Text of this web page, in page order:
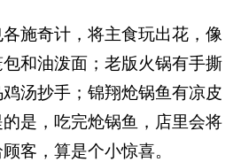
施奇计，将主食玩出花，像
和油泼面；老版火锅有手撕
汤抄手；锦翔炝锅鱼有凉皮
是，吃完炝锅鱼，店里会将
客，算是个小惊喜。